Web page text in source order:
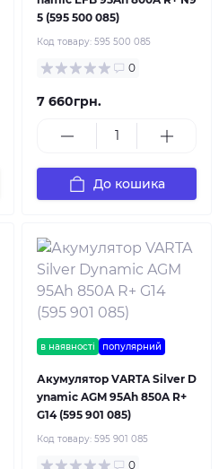
5 (595 500 085)
Код товару: 595 500 085
0
7 660грн.
До кошика
в наявності популярний
Акумулятор VARTA Silver D
ynamic AGM 95Ah 850A R+
G14 (595 901 085)
Код товару: 595 901 085
0